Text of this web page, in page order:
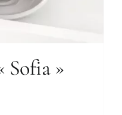
Sofia »